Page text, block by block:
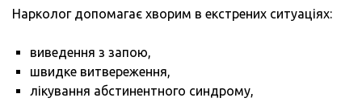
Нарколог допомагає хворим в екстрених ситуаціях:
виведення з запою,
швидке витвереження,
лікування абстинентного синдрому,